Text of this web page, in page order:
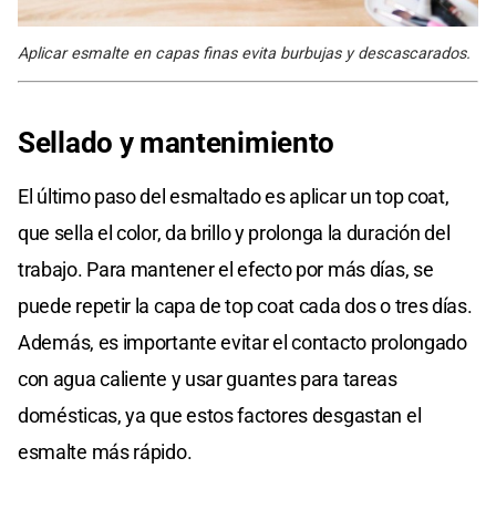
Aplicar esmalte en capas finas evita burbujas y descascarados.
Sellado y mantenimiento
El último paso del esmaltado es aplicar un top coat,
que sella el color, da brillo y prolonga la duración del
trabajo. Para mantener el efecto por más días, se
puede repetir la capa de top coat cada dos o tres días.
Además, es importante evitar el contacto prolongado
con agua caliente y usar guantes para tareas
domésticas, ya que estos factores desgastan el
esmalte más rápido.